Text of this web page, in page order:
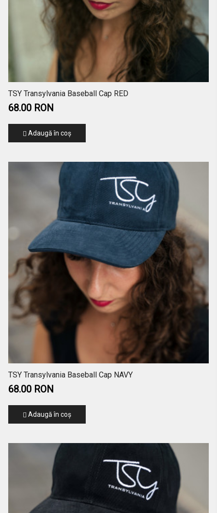
TSY Transylvania Baseball Cap RED
68.00 RON
Adaugă în coş
TSY Transylvania Baseball Cap NAVY
68.00 RON
Adaugă în coş